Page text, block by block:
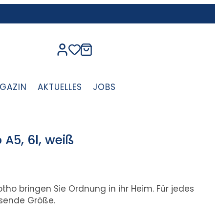
AKTUELLES JOBS
6l, weiß
bringen Sie Ordnung in ihr Heim. Für jedes
Größe.